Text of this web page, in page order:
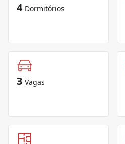
4 Dormitórios
3 Vagas